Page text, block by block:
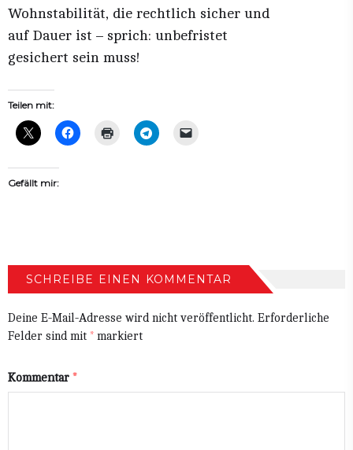
Wohnstabilität, die rechtlich sicher und
auf Dauer ist – sprich: unbefristet
gesichert sein muss!
Teilen mit:
Gefällt mir:
SCHREIBE EINEN KOMMENTAR
Deine E-Mail-Adresse wird nicht veröffentlicht. Erforderliche
Felder sind mit * markiert
Kommentar *